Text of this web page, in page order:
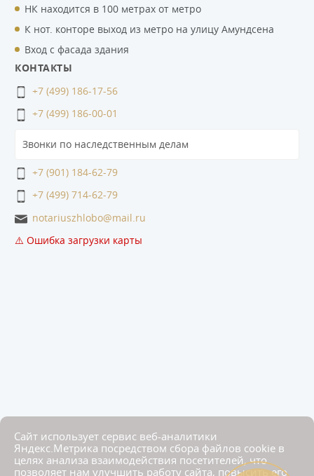
НК находится в 100 метрах от метро
К нот. конторе выход из метро на улицу Амундсена
Вход с фасада здания
КОНТАКТЫ
+7 (499) 186-17-56
+7 (499) 186-00-01
Звонки по наследственным делам
+7 (901) 184-62-79
+7 (499) 714-62-79
notariuszhlobo@mail.ru
⚠️ Ошибка загрузки карты
Сайт использует сервис веб-аналитики
Яндекс.Метрика посредством сбора файлов cookie в
целях анализа взаимодействия посетителей, что
позволяет нам улучшить работу сайта, повысить его